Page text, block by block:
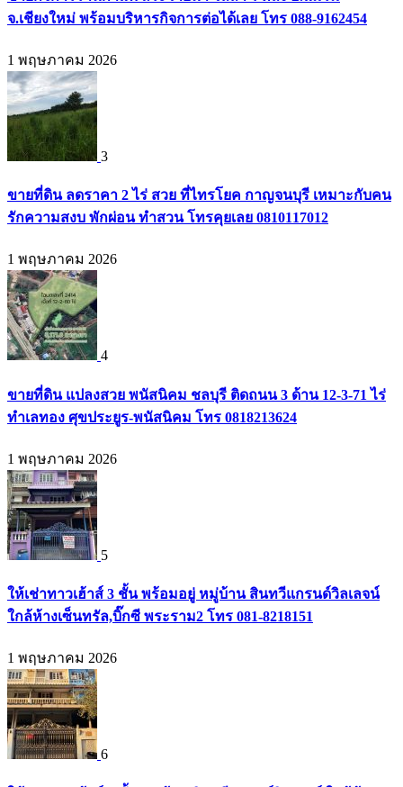
จ.เชียงใหม่ พร้อมบริหารกิจการต่อได้เลย โทร 088-9162454
1 พฤษภาคม 2026
3
ขายที่ดิน ลดราคา 2 ไร่ สวย ที่ไทรโยค กาญจนบุรี เหมาะกับคน
รักความสงบ พักผ่อน ทำสวน โทรคุยเลย 0810117012
1 พฤษภาคม 2026
4
ขายที่ดิน แปลงสวย พนัสนิคม ชลบุรี ติดถนน 3 ด้าน 12-3-71 ไร่
ทำเลทอง ศุขประยูร-พนัสนิคม โทร 0818213624
1 พฤษภาคม 2026
5
ให้เช่าทาวเฮ้าส์ 3 ชั้น พร้อมอยู่ หมู่บ้าน สินทวีแกรนด์วิลเลจน์
ใกล้ห้างเซ็นทรัล,บิ๊กซี พระราม2 โทร 081-8218151
1 พฤษภาคม 2026
6